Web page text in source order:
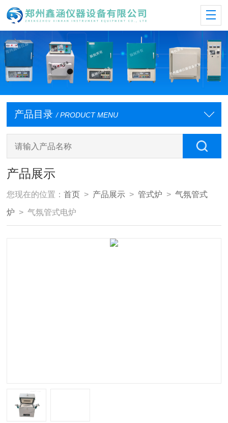
产品目录 / PRODUCT MENU
产品展示
您现在的位置：首页 > 产品展示 >管式炉 >气氛管式
炉 > 气氛管式电炉